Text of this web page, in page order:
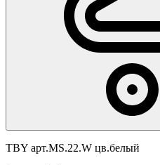
TBY арт.MS.22.W цв.белый